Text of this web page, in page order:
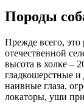
Породы
Прежде всего, это
отечественной
высота в холке –
гладкошерстные
наивные глаза,
локаторы, уши